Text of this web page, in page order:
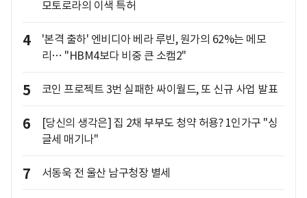
모토로라의 이색 특허
4
'본격 출하' 엔비디아 베라 루빈, 원가의 62%는 메모
리… "HBM4보다 비중 큰 소캠2"
5 코인 프로젝트 3번 실패한 싸이월드, 또 신규 사업 발표
6
[당신의 생각은] 집 2채 부부도 청약 허용? 1인가구 "싱
글세 매기나"
7 서동욱 전 울산 남구청장 별세